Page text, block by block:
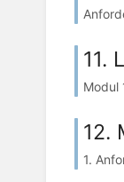
11.
12.
1.